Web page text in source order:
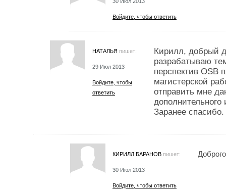
Войдите, чтобы ответить
НАТАЛЬЯ пишет:
29 Июл 2013
Войдите, чтобы
ответить
Кирилл, добрый
разрабатываю
перспектив OSB
магистерской
отправить мне
Заранее спасибо.
КИРИЛЛ БАРАНОВ пишет:
30 Июл 2013
Войдите, чтобы ответить